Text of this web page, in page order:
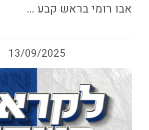
אבו רומי בראש קבע …
13/09/2025